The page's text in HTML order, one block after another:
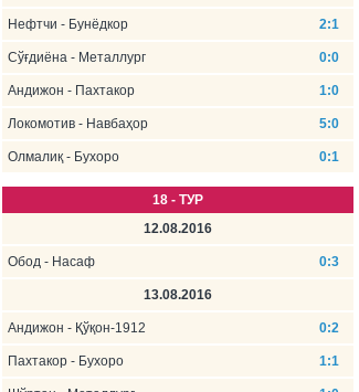
Нефтчи - Бунёдкор 2:1
Сўғдиёна - Металлург 0:0
Андижон - Пахтакор 1:0
Локомотив - Навбаҳор 5:0
Олмалиқ - Бухоро 0:1
18 - ТУР
12.08.2016
Обод - Насаф 0:3
13.08.2016
Андижон - Қўқон-1912 0:2
Пахтакор - Бухоро 1:1